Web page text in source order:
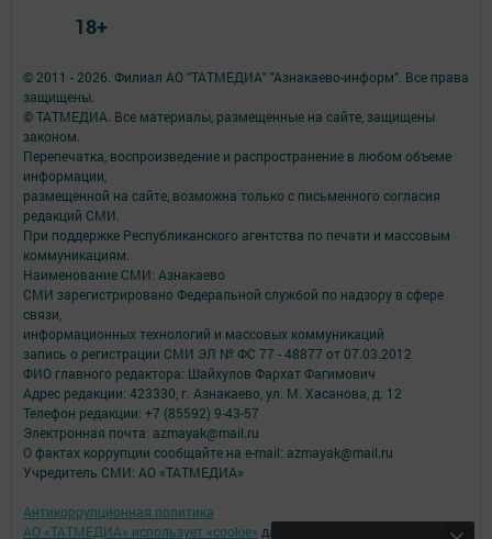
© 2011 - 2026. Филиал АО "ТАТМЕДИА" "Азнакаево-информ". Все права
защищены.
© ТАТМЕДИА. Все материалы, размещенные на сайте, защищены
законом.
Перепечатка, воспроизведение и распространение в любом объеме
информации,
размещенной на сайте, возможна только с письменного согласия
редакций СМИ.
При поддержке Республиканского агентства по печати и массовым
коммуникациям.
Наименование СМИ: Азнакаево
СМИ зарегистрировано Федеральной службой по надзору в сфере
связи,
информационных технологий и массовых коммуникаций
запись о регистрации СМИ ЭЛ № ФС 77 - 48877 от 07.03.2012
ФИО главного редактора: Шайхулов Фархат Фагимович
Адрес редакции: 423330, г. Азнакаево, ул. М. Хасанова, д. 12
Телефон редакции: +7 (85592) 9-43-57
Электронная почта: azmayak@mail.ru
О фактах коррупции сообщайте на e-mail: azmayak@mail.ru
Учредитель СМИ: АО «ТАТМЕДИА»
Антикоррупционная политика
АО «ТАТМЕДИА» использует «cookie» для персонализации сервисов и
18+